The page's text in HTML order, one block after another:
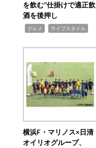
を飲む”仕掛けで適正飲
酒を後押し
グルメ ライフスタイル
横浜F・マリノス×日清
オイリオグループ、